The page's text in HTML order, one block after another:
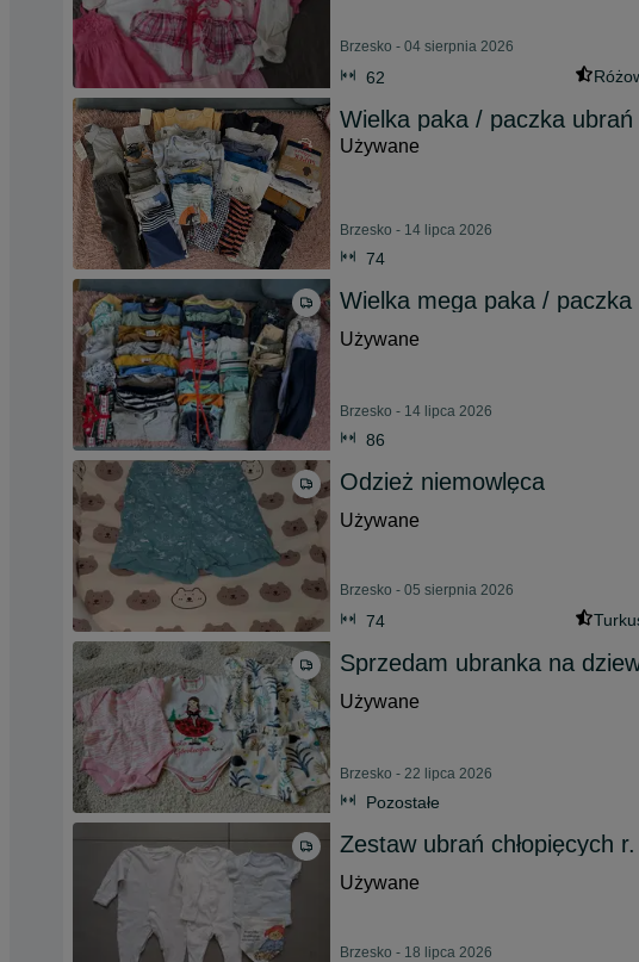
Brzesko - 04 sierpnia 2026
62
Wielka paka / paczka ubrań
Używane
Brzesko - 14 lipca 2026
74
Wielka mega paka / paczka
Używane
Brzesko - 14 lipca 2026
86
Odzież niemowlęca
Używane
Brzesko - 05 sierpnia 2026
74
Sprzedam ubranka na
Używane
Brzesko - 22 lipca 2026
Pozostałe
Zestaw ubrań chłopięcych
Używane
Brzesko - 18 lipca 2026